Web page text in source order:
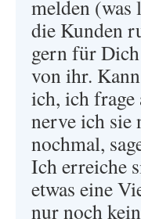
melden
die Kunden
gern für
von ihr.
ich, ich frage
nerve ich sie
nochmal,
Ich erreiche
etwas eine
nur noch